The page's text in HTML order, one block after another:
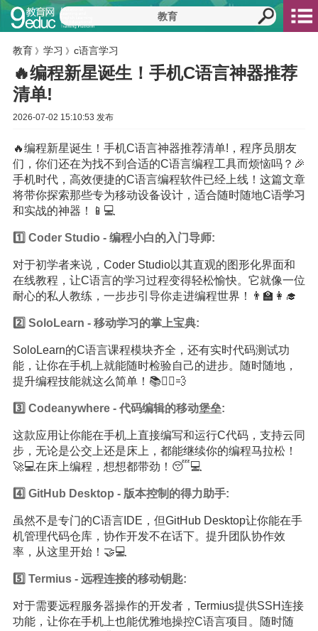
教育 》 学习 》 c语言学习
🔥编程新星诞生！手机C语言神器推荐
清单!
2026-07-02 15:10:53 发布
🔥编程新星诞生！手机C语言神器推荐清单!，程序员朋友
们，你们还在为找不到合适的C语言编程工具而烦恼吗？🎉
手机时代，高效便捷的C语言编程软件已经上线！这篇文章
将带你探索那些专为移动设备设计，适合随时随地C语学习
和实战的神器！📱💻
1️⃣ Coder Studio - 编程小白的入门导师:
对于初学者来说，Coder Studio以其直观的图形化界面和
在线教程，让C语言的学习过程变得轻松愉快。它就像一位
耐心的私人教练，一步步引导你走进编程世界！👨‍🏫👩‍🎓
2️⃣ SoloLearn - 移动学习的掌上宝典:
SoloLearn的C语言课程模块齐全，还有实时代码测试功
能，让你在手机上就能随时检验自己的进步。随时随地，
提升编程技能就这么简单！📚🏃‍♀️💨
3️⃣ Codeanywhere - 代码编辑的移动堡垒:
这款应用让你能在手机上直接编写和运行C代码，支持云同
步，无论是公交上还是床上，都能继续你的编程马拉松！
🚀💻在床上编程，想想都带劲！😴💻
4️⃣ GitHub Desktop - 版本控制的得力助手:
虽然不是专门的C语言IDE，但GitHub Desktop让你能在手
机管理代码仓库，协作开发不在话下。提升团队协作效
率，从这里开始！🤝💻
5️⃣ Termius - 远程连接的移动钥匙:
对于需要远程服务器操作的开发者，Termius提供SSH连接
功能，让你在手机上也能优雅地操控C语言项目。随时随